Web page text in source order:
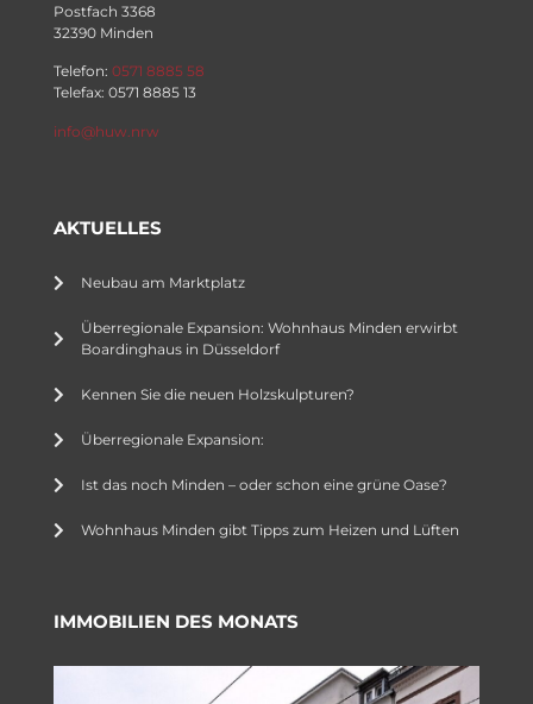
Postfach 3368
32390 Minden
Telefon: 0571 8885 58
Telefax: 0571 8885 13
info@huw.nrw
AKTUELLES
Neubau am Marktplatz
Überregionale Expansion: Wohnhaus Minden erwirbt
Boardinghaus in Düsseldorf
Kennen Sie die neuen Holzskulpturen?
Überregionale Expansion:
Ist das noch Minden – oder schon eine grüne Oase?
Wohnhaus Minden gibt Tipps zum Heizen und Lüften
IMMOBILIEN DES MONATS